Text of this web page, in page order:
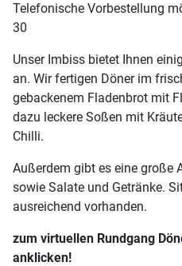
Telefonische Vorbestellung
30
Unser Imbiss bietet Ihnen
an. Wir fertigen Döner im
gebackenem Fladenbrot mit
dazu leckere Soßen mit
Chilli.
Außerdem gibt es eine große
sowie Salate und Getränke.
ausreichend vorhanden.
zum virtuellen Rundgang
anklicken!